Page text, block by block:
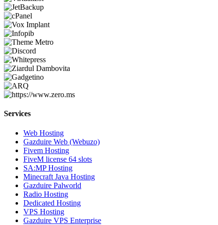
Services
Web Hosting
Gazduire Web (Webuzo)
Fivem Hosting
FiveM license 64 slots
SA:MP Hosting
Minecraft Java Hosting
Gazduire Palworld
Radio Hosting
Dedicated Hosting
VPS Hosting
Gazduire VPS Enterprise